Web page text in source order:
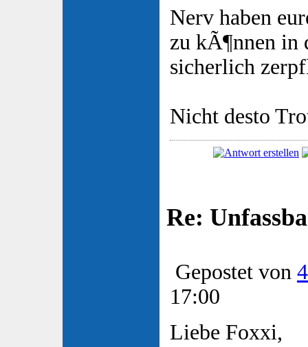
Nerv haben
zu kÃ¶nnen in
sicherlich
Nicht desto
Re:
Gepostet von
17:00
Liebe Foxxi,